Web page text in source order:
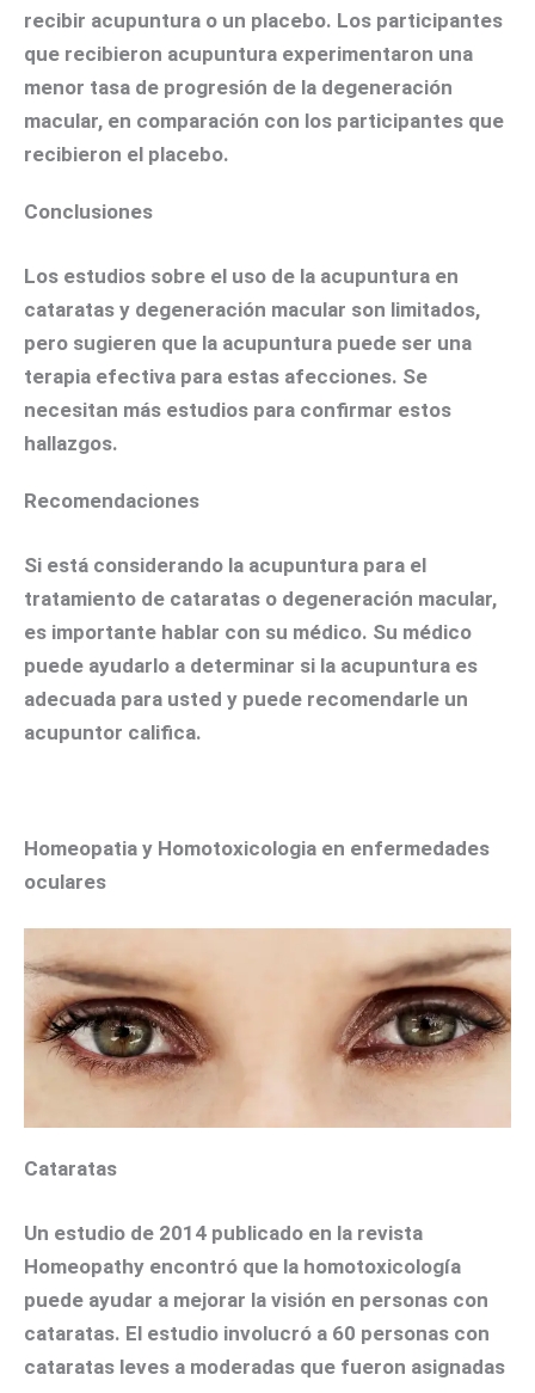
recibir acupuntura o un placebo. Los participantes
que recibieron acupuntura experimentaron una
menor tasa de progresión de la degeneración
macular, en comparación con los participantes que
recibieron el placebo.
Conclusiones
Los estudios sobre el uso de la acupuntura en
cataratas y degeneración macular son limitados,
pero sugieren que la acupuntura puede ser una
terapia efectiva para estas afecciones. Se
necesitan más estudios para confirmar estos
hallazgos.
Recomendaciones
Si está considerando la acupuntura para el
tratamiento de cataratas o degeneración macular,
es importante hablar con su médico. Su médico
puede ayudarlo a determinar si la acupuntura es
adecuada para usted y puede recomendarle un
acupuntor califica.
Homeopatia y Homotoxicologia en enfermedades
oculares
Cataratas
Un estudio de 2014 publicado en la revista
Homeopathy encontró que la homotoxicología
puede ayudar a mejorar la visión en personas con
cataratas. El estudio involucró a 60 personas con
cataratas leves a moderadas que fueron asignadas